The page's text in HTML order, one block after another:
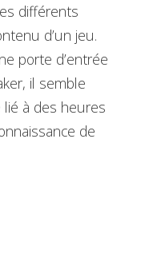
différents
d’un jeu.
porte d’entrée
il semble
à des heures
de